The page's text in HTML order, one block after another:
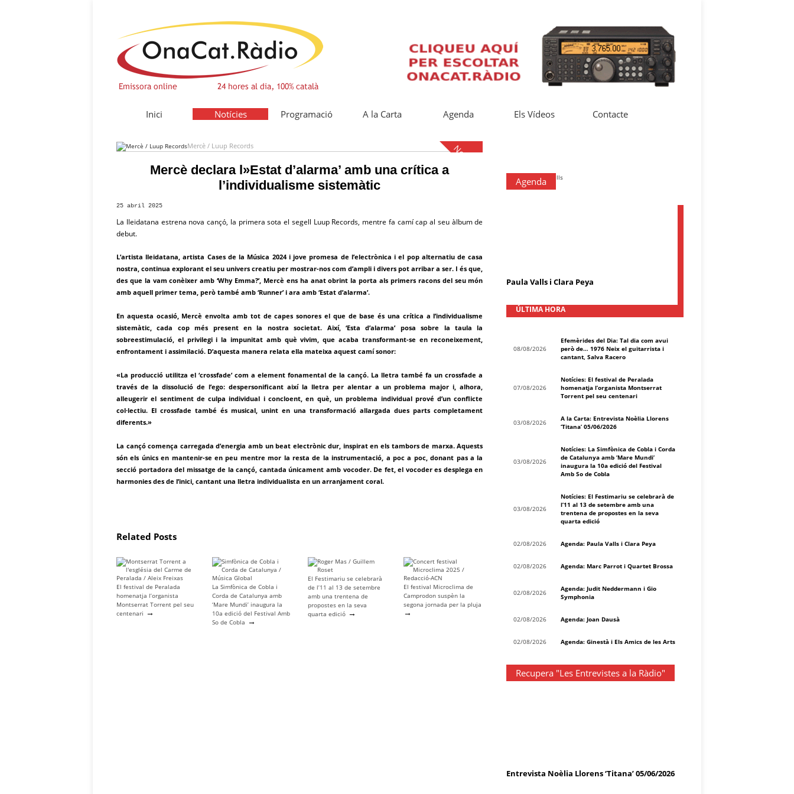
Inici Notícies Programació A la Carta Agenda Els Vídeos Contacte
Notícies
Mercè / Luup Records
Mercè declara l»Estat d’alarma’ amb una crítica a
l’individualisme sistemàtic
25 abril 2025
La lleidatana estrena nova cançó, la primera sota el segell Luup Records, mentre fa camí cap al seu àlbum de
debut.
L’artista lleidatana, artista Cases de la Música 2024 i jove promesa de l’electrònica i el pop alternatiu de casa
nostra, continua explorant el seu univers creatiu per mostrar-nos com d’ampli i divers pot arribar a ser. I és que,
des que la vam conèixer amb ‘Why Emma?’, Mercè ens ha anat obrint la porta als primers racons del seu món
amb aquell primer tema, però també amb ‘Runner’ i ara amb ‘Estat d’alarma’.
En aquesta ocasió, Mercè envolta amb tot de capes sonores el que de base és una crítica a l’individualisme
sistemàtic, cada cop més present en la nostra societat. Així, ‘Esta d’alarma’ posa sobre la taula la
sobreestimulació, el privilegi i la impunitat amb què vivim, que acaba transformant-se en reconeixement,
enfrontament i assimilació. D’aquesta manera relata ella mateixa aquest camí sonor:
«La producció utilitza el ‘crossfade’ com a element fonamental de la cançó. La lletra també fa un crossfade a
través de la dissolució de l’ego: despersonificant així la lletra per alentar a un problema major i, alhora,
alleugerir el sentiment de culpa individual i concloent, en què, un problema individual prové d’un conflicte
col·lectiu. El crossfade també és musical, unint en una transformació allargada dues parts completament
diferents.»
La cançó comença carregada d’energia amb un beat electrònic dur, inspirat en els tambors de marxa. Aquests
són els únics en mantenir-se en peu mentre mor la resta de la instrumentació, a poc a poc, donant pas a la
secció portadora del missatge de la cançó, cantada únicament amb vocoder. De fet, el vocoder es desplega en
harmonies des de l’inici, cantant una lletra individualista en un arranjament coral.
Related Posts
El festival de Peralada
homenatja l’organista
Montserrat Torrent pel seu
centenari →
La Simfònica de Cobla i
Corda de Catalunya amb
‘Mare Mundi’ inaugura la
10a edició del Festival Amb
So de Cobla →
El Festimariu se celebrarà
de l’11 al 13 de setembre
amb una trentena de
propostes en la seva
quarta edició →
El festival Microclima de
Camprodon suspèn la
segona jornada per la pluja
→
Agenda
Paula Valls i Clara Peya
ÚLTIMA HORA
08/08/2026
Efemèrides del Dia: Tal dia com avui
però de… 1976 Neix el guitarrista i
cantant, Salva Racero
07/08/2026
Notícies: El festival de Peralada
homenatja l’organista Montserrat
Torrent pel seu centenari
03/08/2026
A la Carta: Entrevista Noèlia Llorens
‘Titana’ 05/06/2026
03/08/2026
Notícies: La Simfònica de Cobla i Corda
de Catalunya amb ‘Mare Mundi’
inaugura la 10a edició del Festival
Amb So de Cobla
03/08/2026
Notícies: El Festimariu se celebrarà de
l’11 al 13 de setembre amb una
trentena de propostes en la seva
quarta edició
02/08/2026 Agenda: Paula Valls i Clara Peya
02/08/2026 Agenda: Marc Parrot i Quartet Brossa
02/08/2026
Agenda: Judit Neddermann i Gio
Symphonia
02/08/2026 Agenda: Joan Dausà
02/08/2026 Agenda: Ginestà i Els Amics de les Arts
Recupera "Les Entrevistes a la Ràdio"
Entrevista Noèlia Llorens ‘Titana’ 05/06/2026